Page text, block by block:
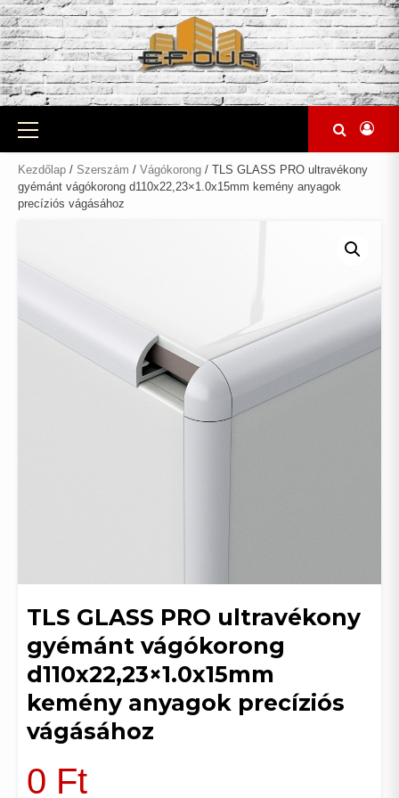
Skip
to
content
Primary
Menu
Kezdőlap / Szerszám / Vágókorong / TLS GLASS PRO ultravékony
gyémánt vágókorong d110x22,23×1.0x15mm kemény anyagok
precíziós vágásához
TLS GLASS PRO ultravékony
gyémánt vágókorong
d110x22,23×1.0x15mm
kemény anyagok precíziós
vágásához
0 Ft